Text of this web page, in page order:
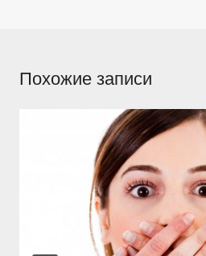
Похожие записи